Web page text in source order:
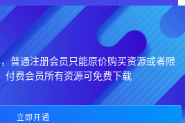
普通注册会员只能原价购买资源或者限
付费会员所有资源可免费下载
立即开通